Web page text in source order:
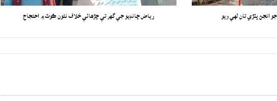
انجڻ پٽڙي تان لهي ويو رياض چانڊيو جي گهر تي چڙهائي خلاف نئون ڪوٽ ۾ احتجاج